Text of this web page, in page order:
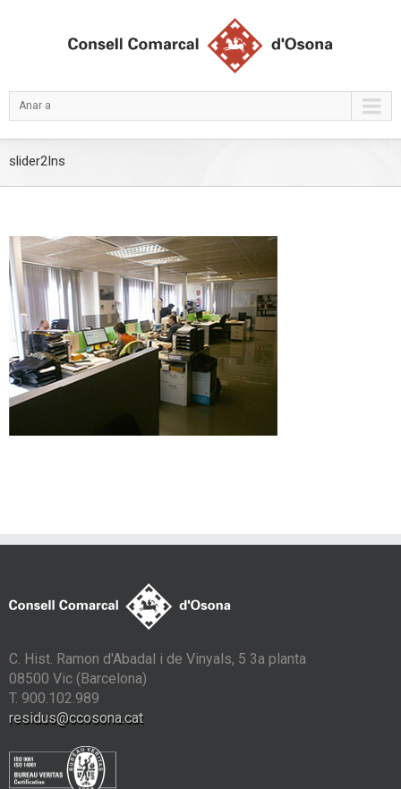
Anar a
slider2Ins
C. Hist. Ramon d'Abadal i de Vinyals, 5 3a planta
08500 Vic (Barcelona)
T. 900.102.989
residus@ccosona.cat